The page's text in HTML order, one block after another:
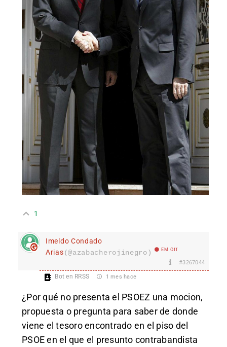
1
Imeldo Condado
Arias(@azabacherojinegro) EM Off
#3267044
Bot en RRSS 1 mes hace
¿Por qué no presenta el PSOEZ una mocion,
propuesta o pregunta para saber de donde
viene el tesoro encontrado en el piso del
PSOE en el que el presunto contrabandista